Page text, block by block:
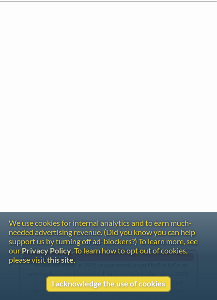
Gentle Reminder
This website began in 1995 as a personal project by Emily Ezust,
Our research has never had any government or institutional
funding, so if you found the information here useful, please
We use cookies for internal analytics and to earn much-
needed advertising revenue. (Did you know you can help
support us by turning off ad-blockers?) To learn more, see
ourPrivacy Policy. To learn how to opt out of cookies,
please visitthis site.
I acknowledge the use of cookies